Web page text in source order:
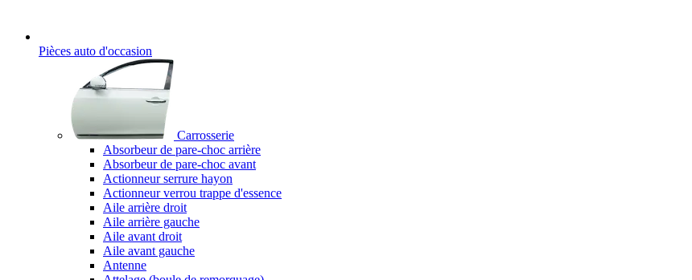
Pièces auto d'occasion
Carrosserie
Absorbeur de pare-choc arrière
Absorbeur de pare-choc avant
Actionneur serrure hayon
Actionneur verrou trappe d'essence
Aile arrière droit
Aile arrière gauche
Aile avant droit
Aile avant gauche
Antenne